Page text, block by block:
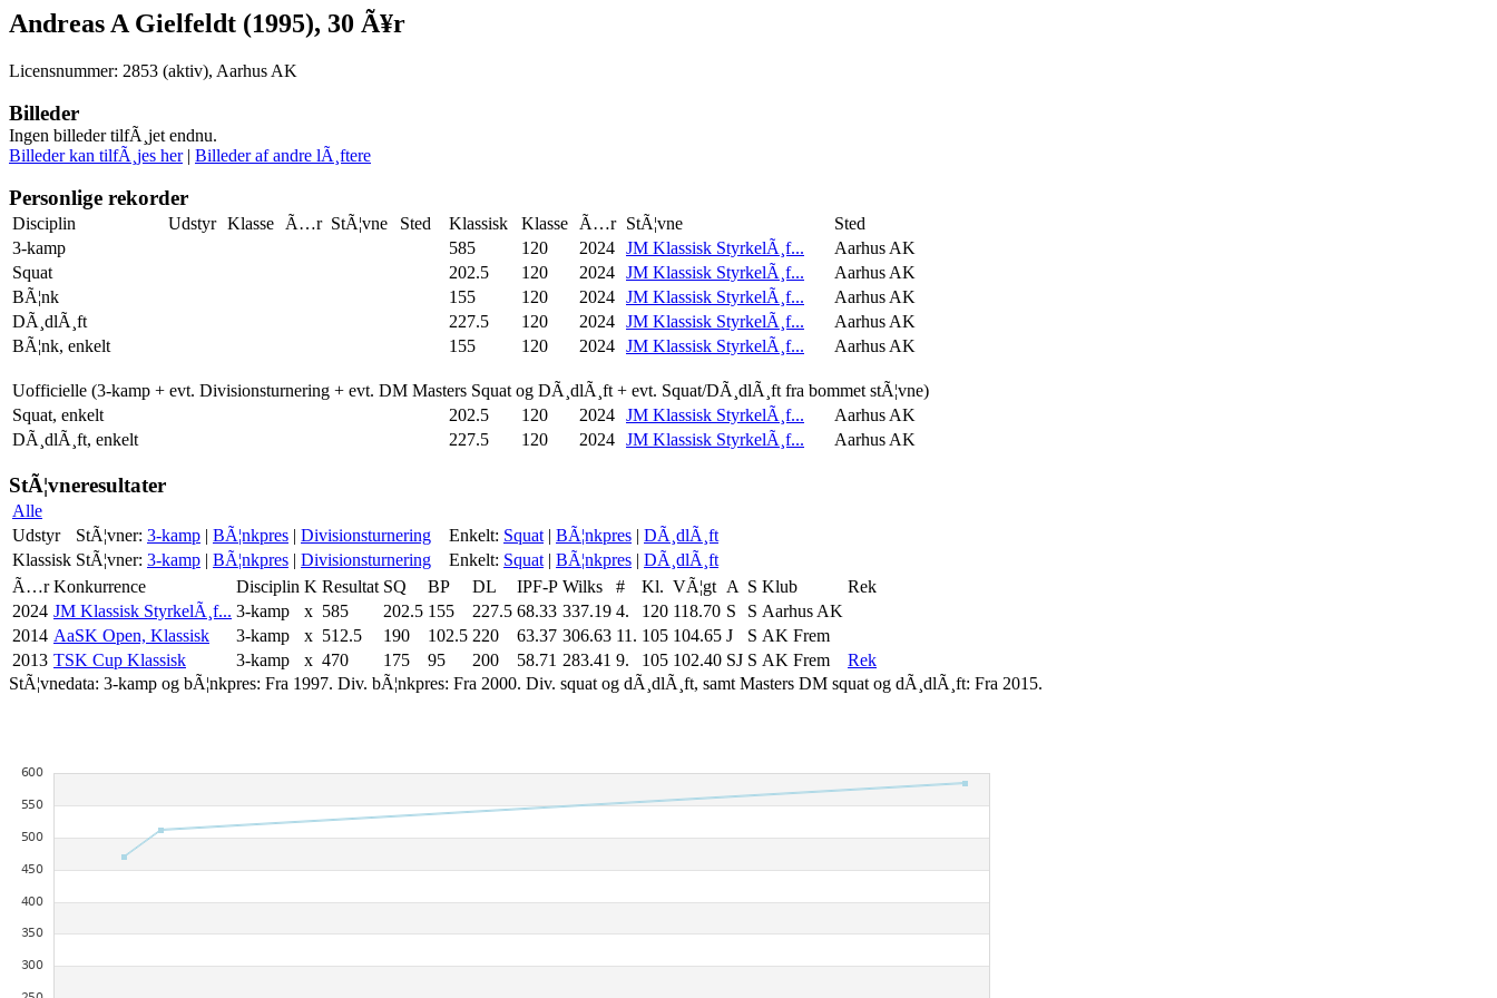
Andreas A Gielfeldt (1995), 30 Ã¥r
Licensnummer: 2853 (aktiv), Aarhus AK
Billeder
Ingen billeder tilfÃ¸jet endnu.
Billeder kan tilfÃ¸jes her| Billeder af andre lÃ¸ftere
Personlige rekorder
Disciplin Udstyr Klasse Ã…r StÃ¦vne Sted Klassisk Klasse Ã…r StÃ¦vne
Sted
3-kamp
585 120 2024 JM Klassisk StyrkelÃ¸f...
Aarhus AK
Squat
202.5 120 2024 JM Klassisk StyrkelÃ¸f...
Aarhus AK
BÃ¦nk
155 120 2024 JM Klassisk StyrkelÃ¸f...
Aarhus AK
DÃ¸dlÃ¸ft
227.5 120 2024 JM Klassisk StyrkelÃ¸f...
Aarhus AK
BÃ¦nk, enkelt
155 120 2024 JM Klassisk StyrkelÃ¸f... Aarhus AK
Uofficielle (3-kamp + evt. Divisionsturnering + evt. DM Masters Squat og DÃ¸dlÃ¸ft + evt. Squat/DÃ¸dlÃ¸ft fra bommet stÃ¦vne)
Squat, enkelt
202.5 120 2024 JM Klassisk StyrkelÃ¸f...
Aarhus AK
DÃ¸dlÃ¸ft, enkelt
227.5 120 2024 JM Klassisk StyrkelÃ¸f... Aarhus AK
StÃ¦vneresultater
Alle
Udstyr
StÃ¦vner: 3-kamp | BÃ¦nkpres | Divisionsturnering Enkelt: Squat | BÃ¦nkpres | DÃ¸dlÃ¸ft
Klassisk StÃ¦vner: 3-kamp | BÃ¦nkpres | Divisionsturnering Enkelt: Squat | BÃ¦nkpres | DÃ¸dlÃ¸ft
Ã…r Konkurrence Disciplin K Resultat SQ BP DL IPF-P Wilks # Kl. VÃ¦gt A S Klub
Rek
2024 JM Klassisk StyrkelÃ¸f... 3-kamp x 585 202.5 155 227.5 68.33 337.19 4. 120 118.70 S S Aarhus AK
2014 AaSK Open, Klassisk 3-kamp x 512.5 190 102.5 220 63.37 306.63 11. 105 104.65 J S AK Frem
2013 TSK Cup Klassisk 3-kamp x 470 175 95 200 58.71 283.41 9. 105 102.40 SJ S AK Frem
Rek
StÃ¦vnedata: 3-kamp og bÃ¦nkpres: Fra 1997. Div. bÃ¦nkpres: Fra 2000. Div. squat og dÃ¸dlÃ¸ft, samt Masters DM squat og dÃ¸dlÃ¸ft: Fra 2015.